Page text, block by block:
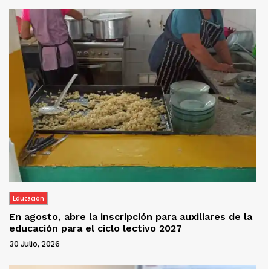
Educación
En agosto, abre la inscripción para auxiliares de la
educación para el ciclo lectivo 2027
30 Julio, 2026